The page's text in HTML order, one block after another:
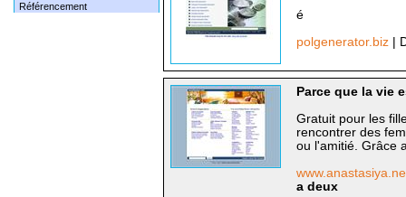
Référencement
é
polgenerator.biz
|
Parce que la vie
Gratuit pour les
rencontrer des
ou l'amitié. Grâce
a deux